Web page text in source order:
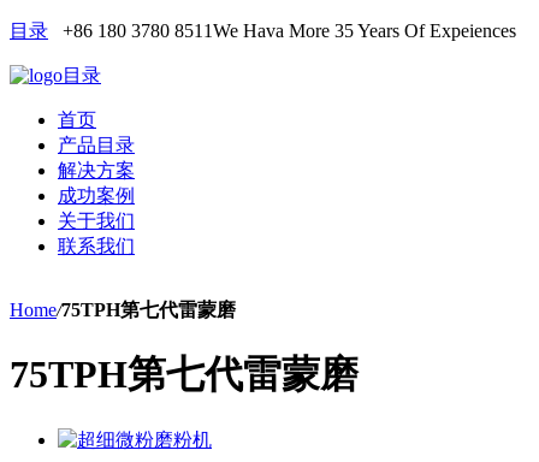
目录 +86 180 3780 8511We Hava More 35 Years Of Expeiences
目录
首页
产品目录
解决方案
成功案例
关于我们
联系我们
Home/75TPH第七代雷蒙磨
75TPH第七代雷蒙磨